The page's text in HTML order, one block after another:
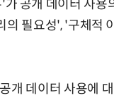
공개 데이터 사용
필요성', '구체적
개 데이터 사용에